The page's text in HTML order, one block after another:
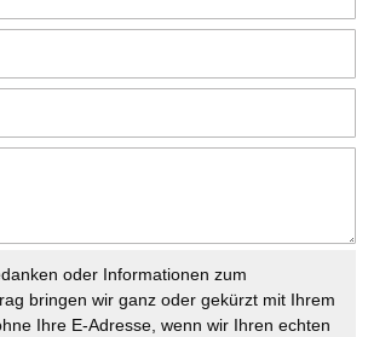
oder Informationen zum
bringen wir ganz oder gekürzt mit Ihrem
Ihre E-Adresse, wenn wir Ihren echten